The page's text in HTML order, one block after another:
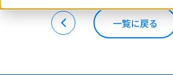
一覧に戻る